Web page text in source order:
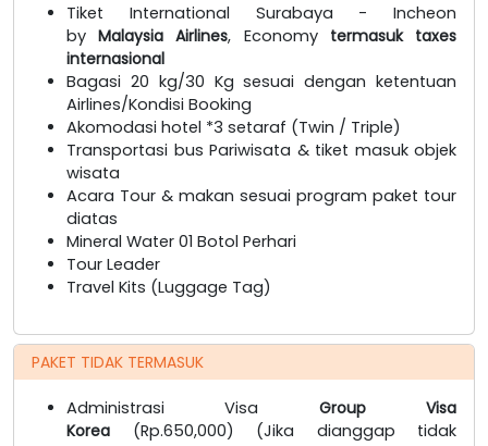
Tiket International Surabaya - Incheon
byMalaysia Airlines, Economy termasuk taxes
internasional
Bagasi 20 kg/30 Kg sesuai dengan ketentuan
Airlines/Kondisi Booking
Akomodasi hotel *3 setaraf (Twin / Triple)
Transportasi bus Pariwisata & tiket masuk objek
wisata
Acara Tour & makan sesuai program paket tour
diatas
Mineral Water 01 Botol Perhari
Tour Leader
Travel Kits (Luggage Tag)
PAKET TIDAK TERMASUK
Administrasi Visa Group Visa
Korea (Rp.650,000) (Jika dianggap tidak